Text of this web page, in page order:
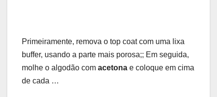
Primeiramente, remova o top coat com uma lixa
buffer, usando a parte mais porosa;; Em seguida,
molhe o algodão com acetona e coloque em cima
de cada …